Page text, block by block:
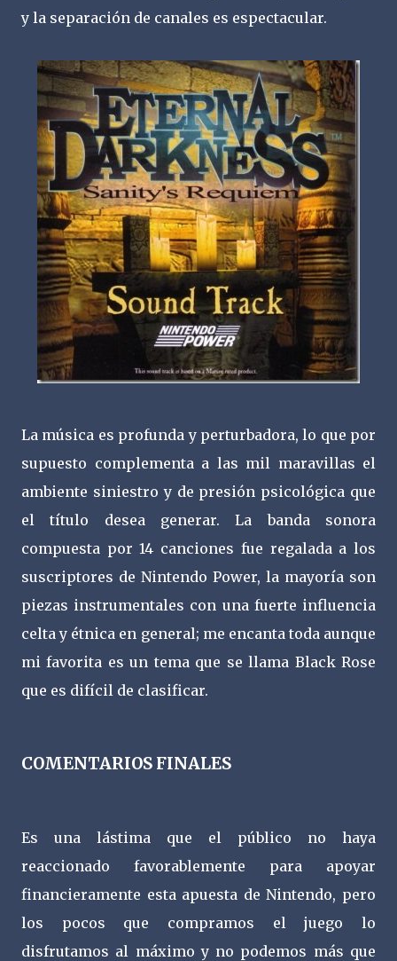
y la separación de canales es espectacular.
La música es profunda y perturbadora, lo que por
supuesto complementa a las mil maravillas el
ambiente siniestro y de presión psicológica que
el título desea generar. La banda sonora
compuesta por 14 canciones fue regalada a los
suscriptores de Nintendo Power, la mayoría son
piezas instrumentales con una fuerte influencia
celta y étnica en general; me encanta toda aunque
mi favorita es un tema que se llama Black Rose
que es difícil de clasificar.
COMENTARIOS FINALES
Es una lástima que el público no haya
reaccionado favorablemente para apoyar
financieramente esta apuesta de Nintendo, pero
los pocos que compramos el juego lo
disfrutamos al máximo y no podemos más que